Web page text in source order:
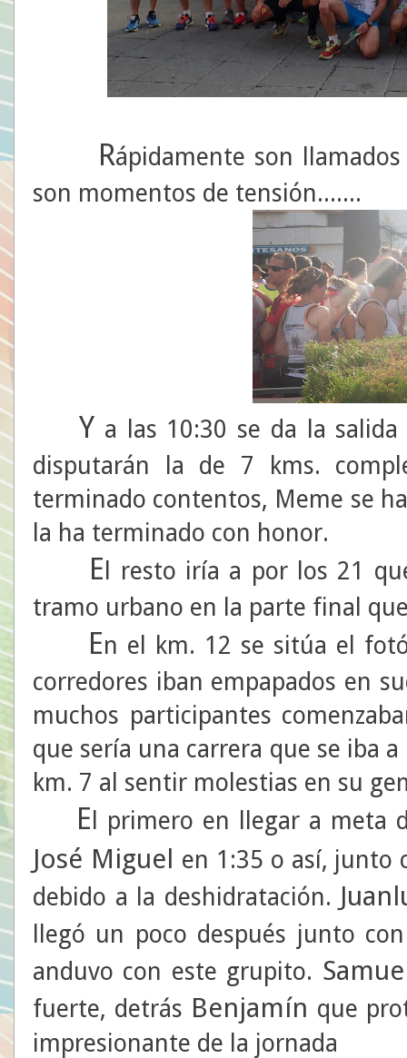
Rápidamente son
son momentos de tensión.......
Y a las 10:30 se da la
disputarán la de 7 kms.
terminado contentos, Meme se
la ha terminado con honor.
E l resto iría a por los 21
tramo urbano en la parte final
En el km. 12 se sitúa el
corredores iban empapados en
muchos participantes
que sería una carrera que se iba
km. 7 al sentir molestias en su
E l primero en llegar a meta
José Miguel en 1:35 o así, junto
debido a la deshidratación.
llegó un poco después junto
anduvo con este grupito.
fuerte, detrás Benjamín que
impresionante de la jornada